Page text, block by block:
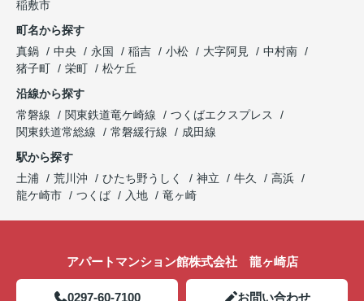
稲敷市
町名から探す
真鍋
中央 永国 稲吉 小松 大字阿見
中村南
猪子町
栄町
松ケ丘
沿線から探す
常磐線
関東鉄道竜ケ崎線
つくばエクスプレス
関東鉄道常総線
常磐緩行線
成田線
駅から探す
土浦
荒川沖 ひたち野うしく 神立 牛久
高浜
龍ケ崎市
つくば 入地 竜ヶ崎
アパートマンション館株式会社 龍ヶ崎店
0297-60-7100 お問い合わせ